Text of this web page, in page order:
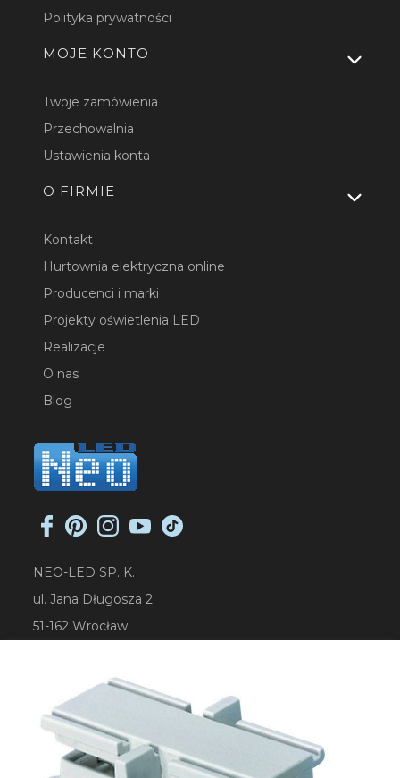
Polityka prywatności
MOJE KONTO
Twoje zamówienia
Przechowalnia
Ustawienia konta
O FIRMIE
Kontakt
Hurtownia elektryczna online
Producenci i marki
Projekty oświetlenia LED
Realizacje
O nas
Blog
NEO-LED SP. K.
ul. Jana Długosza 2
51-162 Wrocław
sklep@neoled.pl
Sklep internetowyShoper Premium